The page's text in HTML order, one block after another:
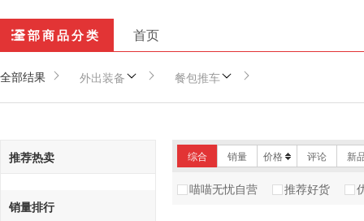
全部商品分类 首页
全部结果 外出装备 餐包推车
推荐热卖
销量排行
综合 销量 价格 评论 新
喵喵无忧自营 推荐好货